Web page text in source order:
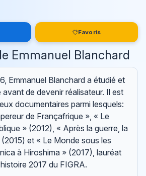
Favoris
Emmanuel Blanchard
Emmanuel Blanchard a étudié et
de devenir réalisateur. Il est
documentaires parmi lesquels:
de Françafrique », « Le
» (2012), « Après la guerre, la
et « Le Monde sous les
à Hiroshima » (2017), lauréat
2017 du FIGRA.